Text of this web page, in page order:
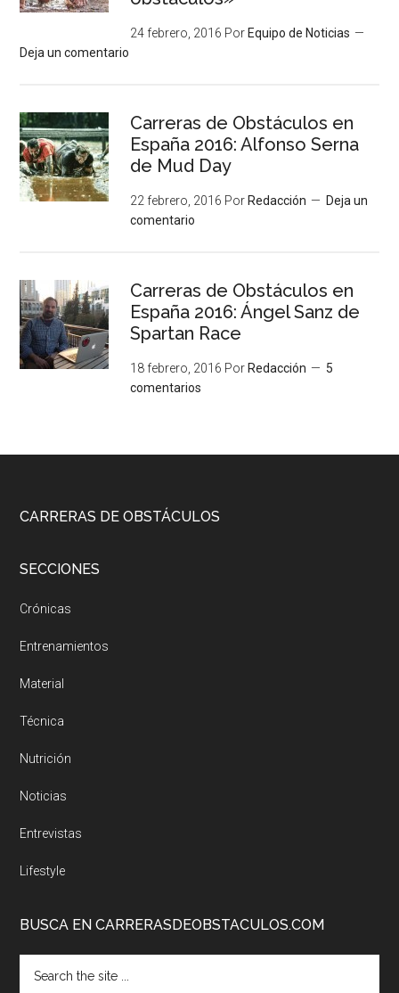
24 febrero, 2016 Por Equipo de Noticias
Deja un comentario
Carreras de Obstáculos en
España 2016: Alfonso Serna
de Mud Day
22 febrero, 2016 Por Redacción
Deja un
comentario
Carreras de Obstáculos en
España 2016: Ángel Sanz de
Spartan Race
18 febrero, 2016 Por Redacción
5
comentarios
CARRERAS DE OBSTÁCULOS
SECCIONES
Crónicas
Entrenamientos
Material
Técnica
Nutrición
Noticias
Entrevistas
Lifestyle
BUSCA EN CARRERASDEOBSTACULOS.COM